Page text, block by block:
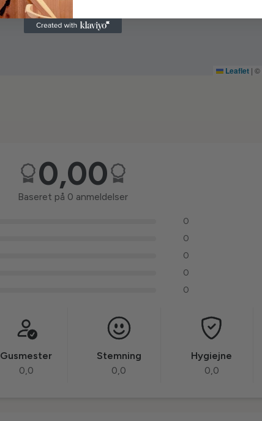
Leaflet | ©
0,00
Baseret på 0 anmeldelser
0
0
0
0
0
Gusmester
0,0
Stemning
0,0
Hygiejne
0,0